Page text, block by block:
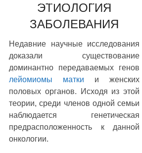
Рак простаты Рак прямой кишки
Рак щитовидной железы
Другие онкозаболевания
ЭТИОЛОГИЯ
ЗАБОЛЕВАНИЯ
Недавние научные исследования
доказали существование
доминантно передаваемых генов
лейомиомы матки и женских
половых органов. Исходя из этой
теории, среди членов одной семьи
наблюдается генетическая
предрасположенность к данной
онкологии.